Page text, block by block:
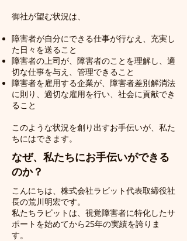
御社が望む状況は、
障害者が自分にできる仕事が行なえ、充実し
た日々を送ること
障害者の上司が、障害者のことを理解し、適
切な仕事を与え、管理できること
障害者を雇用する企業が、障害者差別解消法
に則り、適切な雇用を行い、社会に貢献でき
ること
このような状況を創り出すお手伝いが、私た
ちにはできます。
なぜ、私たちにお手伝いができる
のか？
​こんにちは、株式会社ラビット代表取締役社
長の荒川明宏です。
私たちラビットは、視覚障害者に特化したサ
ポートを始めてから25年の実績を誇りま
す。